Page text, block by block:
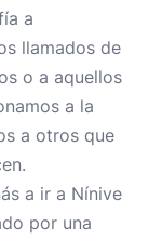
a
llamados de
o a aquellos
a la
a otros que
a ir a Nínive
por una